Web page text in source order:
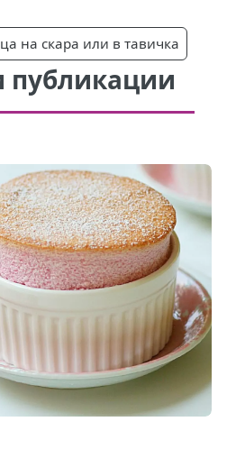
на скара или в тавичка
публикации